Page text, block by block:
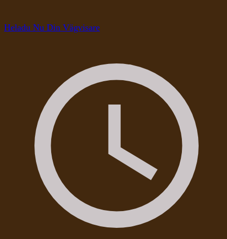
Heladu Nu Din Vägvisare